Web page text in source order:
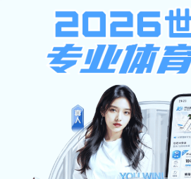
新利体育